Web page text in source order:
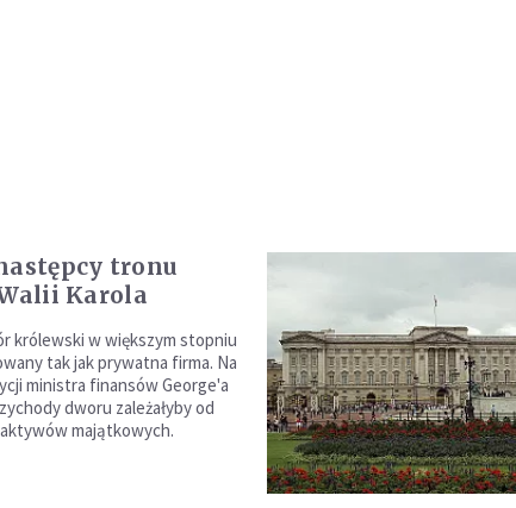
tronu
Karola
królewski w większym stopniu
tak jak prywatna firma. Na
ministra finansów George'a
dworu zależałyby od
majątkowych.